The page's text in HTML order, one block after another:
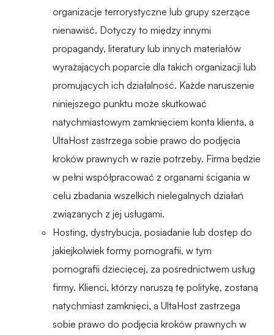
organizacje terrorystyczne lub grupy szerzące
nienawiść. Dotyczy to między innymi
propagandy, literatury lub innych materiałów
wyrażających poparcie dla takich organizacji lub
promujących ich działalność. Każde naruszenie
niniejszego punktu może skutkować
natychmiastowym zamknięciem konta klienta, a
UltaHost zastrzega sobie prawo do podjęcia
kroków prawnych w razie potrzeby. Firma będzie
w pełni współpracować z organami ścigania w
celu zbadania wszelkich nielegalnych działań
związanych z jej usługami.
Hosting, dystrybucja, posiadanie lub dostęp do
jakiejkolwiek formy pornografii, w tym
pornografii dziecięcej, za pośrednictwem usług
firmy. Klienci, którzy naruszą tę politykę, zostaną
natychmiast zamknięci, a UltaHost zastrzega
sobie prawo do podjęcia kroków prawnych w